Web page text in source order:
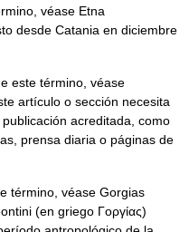
véase Etna
desde Catania en diciembre
este término, véase
artículo o sección necesita
acreditada, como
prensa diaria o páginas de
término, véase Gorgias
(en griego Γοργίας)